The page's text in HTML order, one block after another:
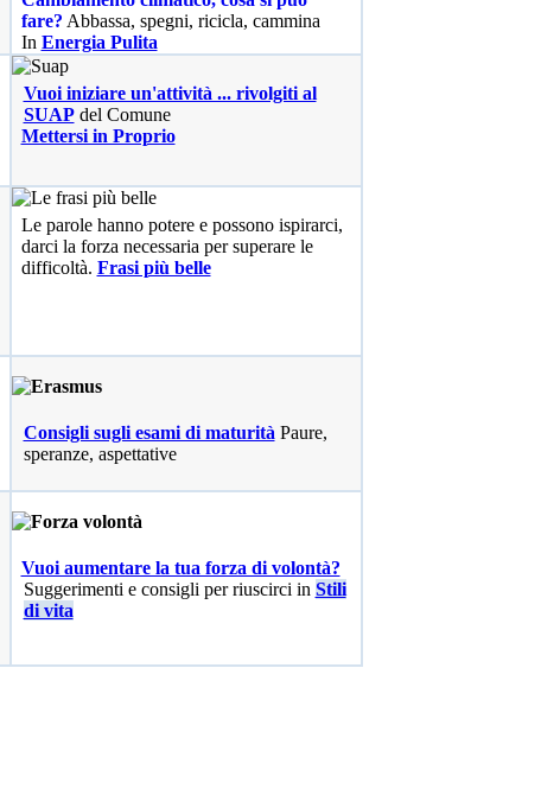
fare? Abbassa, spegni, ricicla, cammina
In Energia Pulita
Vuoi iniziare un'attività ... rivolgiti al
SUAPdel Comune
Mettersi in Proprio
Le parole hanno potere e possono ispirarci,
darci la forza necessaria per superare le
difficoltà. Frasi più belle
Consigli sugli esami di maturità Paure,
speranze, aspettative
Vuoi aumentare la tua forza di volontà?
Suggerimenti e consigli per riuscirci in Stili
di vita